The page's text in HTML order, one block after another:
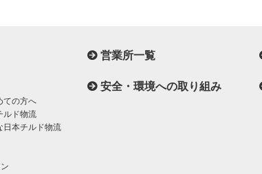
営業所一覧
ての方へ
ルド物流
日本チルド物流
安全・環境への取り組み